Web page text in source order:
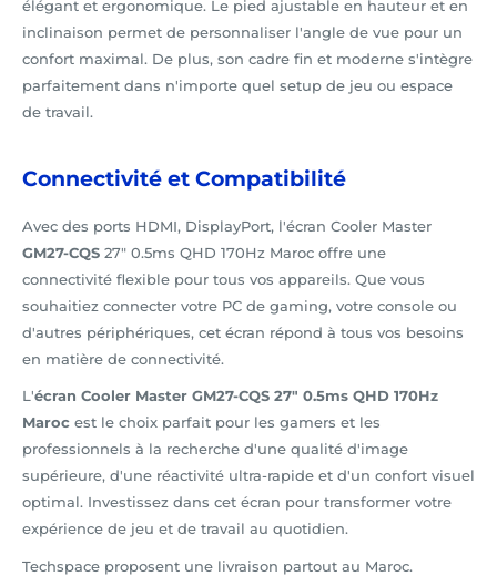
élégant et ergonomique. Le pied ajustable en hauteur et en
inclinaison permet de personnaliser l'angle de vue pour un
confort maximal. De plus, son cadre fin et moderne s'intègre
parfaitement dans n'importe quel setup de jeu ou espace
de travail.
Connectivité et Compatibilité
Avec des ports HDMI, DisplayPort, l'écran Cooler Master
GM27-CQS 27" 0.5ms QHD 170Hz Maroc offre une
connectivité flexible pour tous vos appareils. Que vous
souhaitiez connecter votre PC de gaming, votre console ou
d'autres périphériques, cet écran répond à tous vos besoins
en matière de connectivité.
L'écran Cooler Master GM27-CQS 27" 0.5ms QHD 170Hz
Maroc est le choix parfait pour les gamers et les
professionnels à la recherche d'une qualité d'image
supérieure, d'une réactivité ultra-rapide et d'un confort visuel
optimal. Investissez dans cet écran pour transformer votre
expérience de jeu et de travail au quotidien.
Techspace proposent une livraison partout au Maroc.